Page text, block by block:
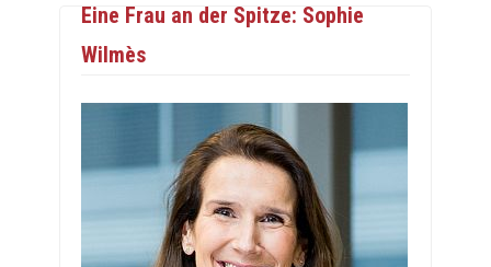
Eine Frau an der Spitze: Sophie
Wilmès